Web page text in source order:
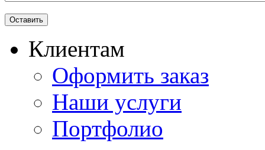
Клиентам
Оформить заказ
Наши услуги
Портфолио